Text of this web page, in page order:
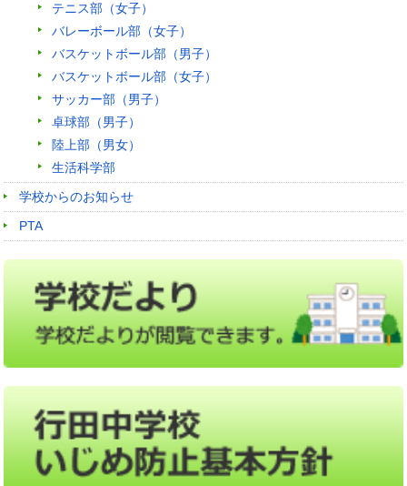
テニス部（女子）
バレーボール部（女子）
バスケットボール部（男子）
バスケットボール部（女子）
サッカー部（男子）
卓球部（男子）
陸上部（男女）
生活科学部
学校からのお知らせ
PTA